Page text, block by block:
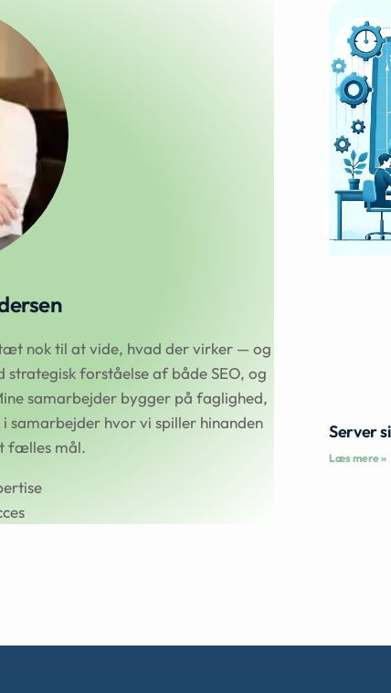
nok til at vide, hvad der virker — og
forståelse af både SEO, og
samarbejder bygger på faglighed,
samarbejder hvor vi spiller hinanden
fælles mål.
Server
Læs mere »